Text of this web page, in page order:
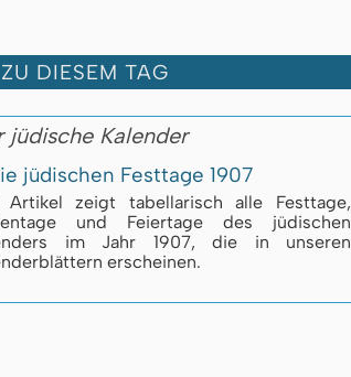
DIESEM TAG
jüdische Kalender
jüdischen Festtage 1907
Artikel zeigt tabellarisch alle Festtage,
und Feiertage des jüdischen
im Jahr 1907, die in unseren
erscheinen.